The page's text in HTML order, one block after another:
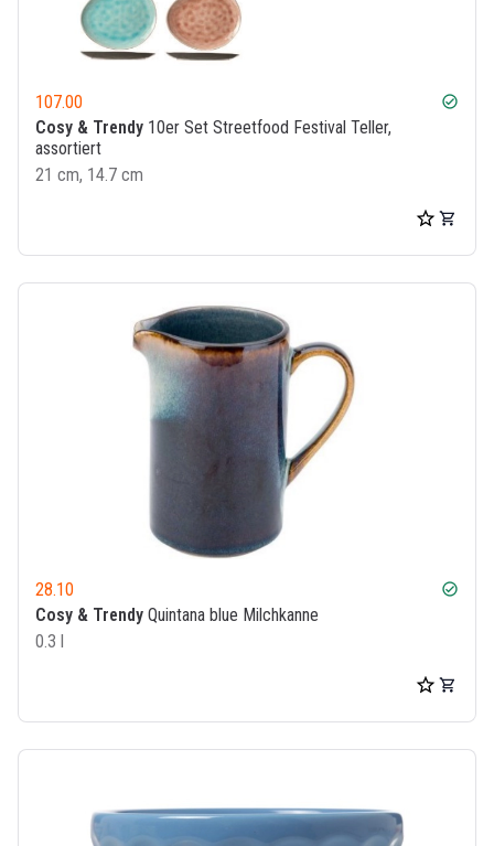
107.00 check_circle
Cosy & Trendy 10er Set Streetfood Festival Teller,
assortiert
21 cm, 14.7 cm
28.10 check_circle
Cosy & Trendy Quintana blue Milchkanne
0.3 l